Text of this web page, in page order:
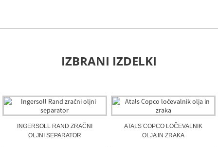
IZBRANI IZDELKI
INGERSOLL RAND ZRAČNI
OLJNI SEPARATOR
ATALS COPCO LOČEVALNIK
OLJA IN ZRAKA